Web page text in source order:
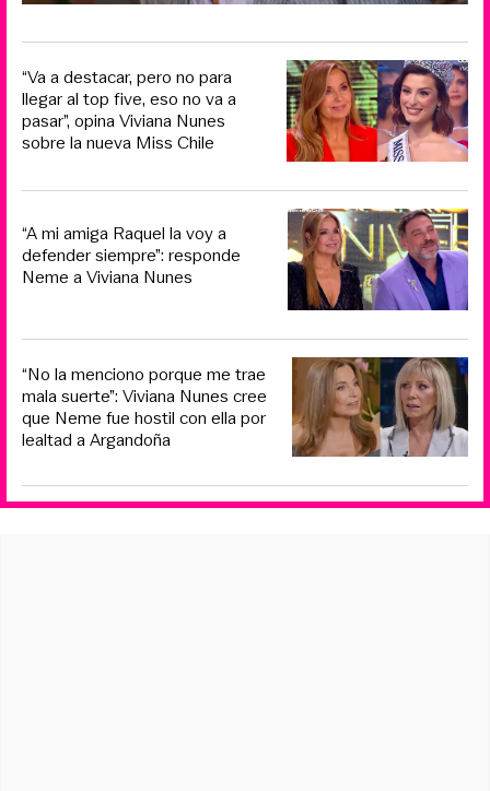
“Va a destacar, pero no para
llegar al top five, eso no va a
pasar”, opina Viviana Nunes
sobre la nueva Miss Chile
“A mi amiga Raquel la voy a
defender siempre”: responde
Neme a Viviana Nunes
“No la menciono porque me trae
mala suerte”: Viviana Nunes cree
que Neme fue hostil con ella por
lealtad a Argandoña